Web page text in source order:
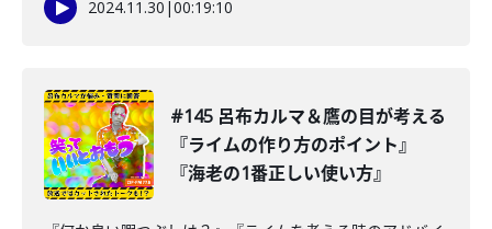
2024.11.30 |00:19:10
#145 呂布カルマ＆鷹の目が考える
『ライムの作り方のポイント』
『海老の1番正しい使い方』